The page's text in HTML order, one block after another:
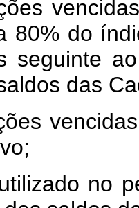
80% do
seguinte
das
no